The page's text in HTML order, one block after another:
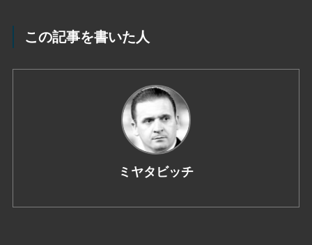
この記事を書いた人
ミヤタビッチ